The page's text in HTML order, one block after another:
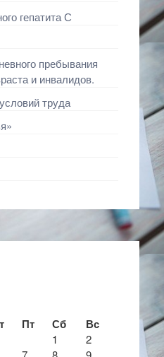
гепатита С
пребывания
и инвалидов.
труда
Пт Сб Вс
1
2